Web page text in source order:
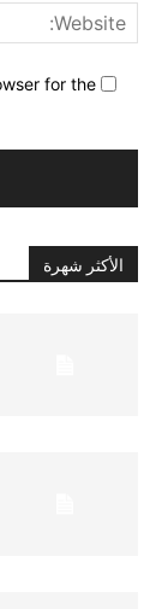
for the
الأكثر شهرة